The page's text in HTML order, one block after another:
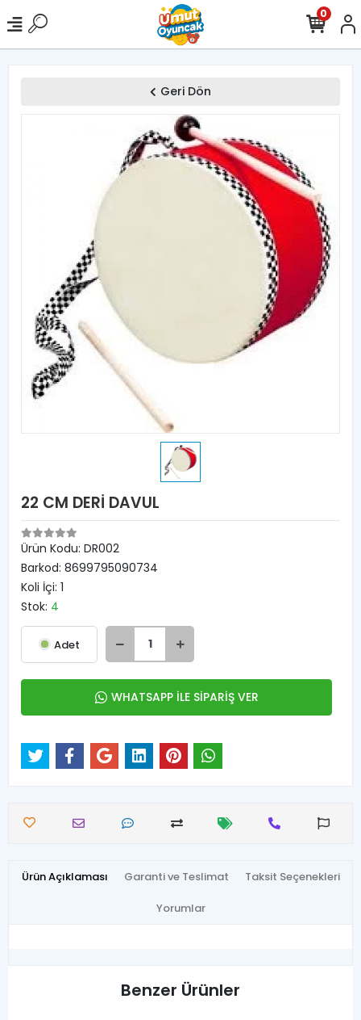
0
Geri Dön
22 CM DERİ DAVUL
Ürün Kodu: DR002
Barkod: 8699795090734
Koli İçi: 1
Stok: 4
Adet
WHATSAPP İLE SİPARİŞ VER
Ürün Açıklaması Garanti ve Teslimat Taksit Seçenekleri
Yorumlar
Benzer Ürünler